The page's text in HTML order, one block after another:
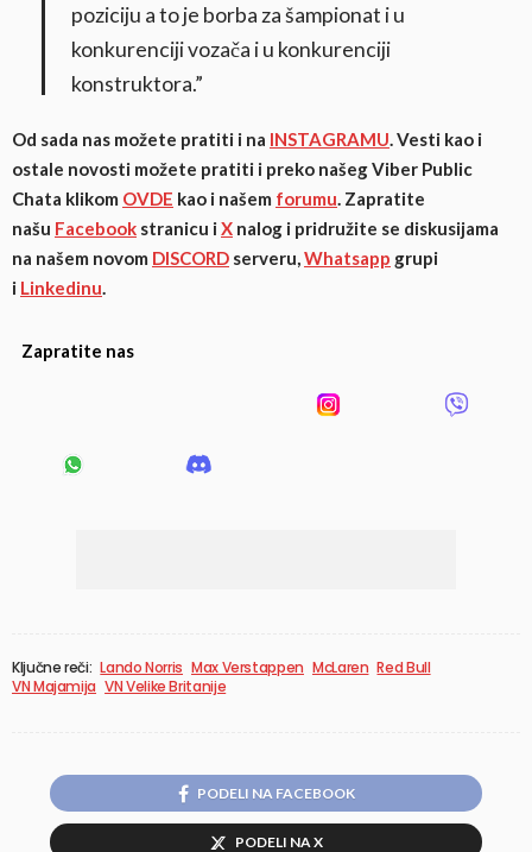
poziciju a to je borba za šampionat i u
konkurenciji vozača i u konkurenciji
konstruktora.”
Od sada nas možete pratiti i na INSTAGRAMU. Vesti kao i
ostale novosti možete pratiti i preko našeg Viber Public
Chata klikom OVDE kao i našem forumu. Zapratite
našu Facebook stranicu iX nalog i pridružite se diskusijama
na našem novom DISCORD serveru,Whatsapp grupi
i Linkedinu.
Zapratite nas
Ključne reči: Lando Norris Max Verstappen McLaren Red Bull
VN Majamija VN Velike Britanije
PODELI NA FACEBOOK
PODELI NA X